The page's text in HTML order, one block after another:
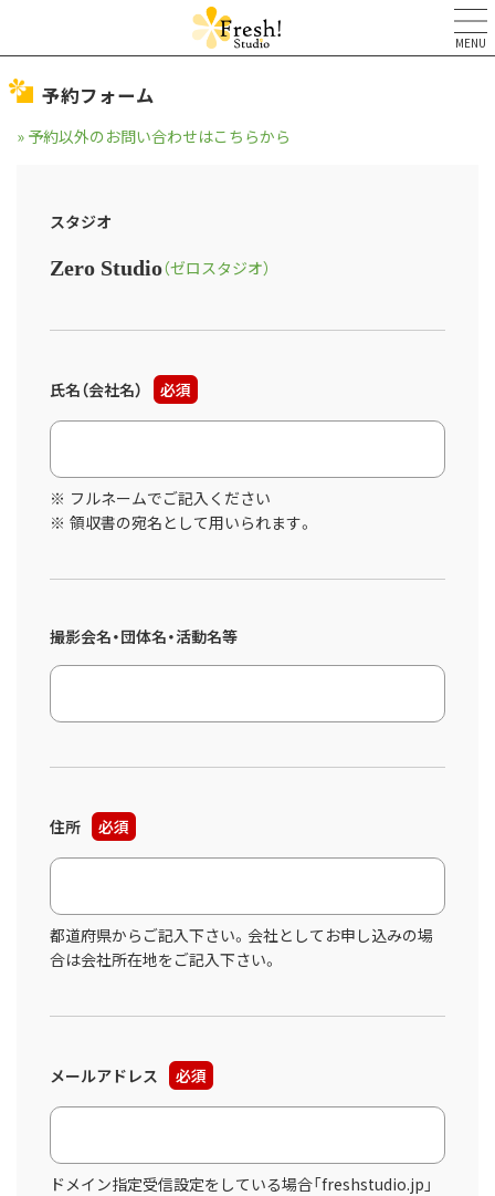
MENU
予約フォーム
» 予約以外のお問い合わせはこちらから
スタジオ
Zero Studio（ゼロスタジオ）
氏名（会社名） 必須
フルネームでご記入ください
領収書の宛名として用いられます。
撮影会名・団体名・活動名等
住所 必須
都道府県からご記入下さい。会社としてお申し込みの場
合は会社所在地をご記入下さい。
メールアドレス 必須
ドメイン指定受信設定をしている場合「freshstudio.jp」